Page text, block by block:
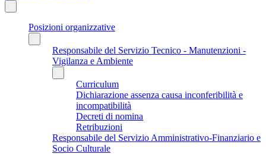
Posizioni organizzative
Responsabile del Servizio Tecnico - Manutenzioni -
Vigilanza e Ambiente
Curriculum
Dichiarazione assenza causa inconferibilità e
incompatibilità
Decreti di nomina
Retribuzioni
Responsabile del Servizio Amministrativo-Finanziario e
Socio Culturale